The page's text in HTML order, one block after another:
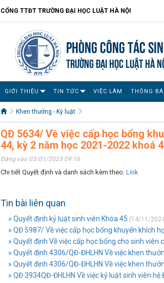
CỔNG TTĐT TRƯỜNG ĐẠI HỌC LUẬT HÀ NỘI
Phòng Công tác
TRƯỜNG ĐẠI HỌC LUẬT HÀ
GIỚI THIỆU TIN TỨC VIỆC LÀM THÔNG
Khen thưởng - Kỷ luật
QĐ 5634/ Về việc cấp học bổng
44, kỳ 2 năm học 2021-2022 khoá
Đăng vào 03/01/2023 09:16
Chi tiết Quyết định và danh sách kèm theo: Link
Tin bài liên quan
» Quyết định kỷ luật sinh viên Khóa 45 (14/11/
» QĐ 5987/ Về việc cấp học bổng khuyến khích
» Quyết định Về việc cấp học bổng cho sinh viên
» Quyết định 4306/QĐ-ĐHLHN Về việc khen
» Quyết định 4306/QĐ-ĐHLHN Về việc khen
» QĐ 3934QĐ-ĐHLHN Về việc kỷ luật sinh viên hệ